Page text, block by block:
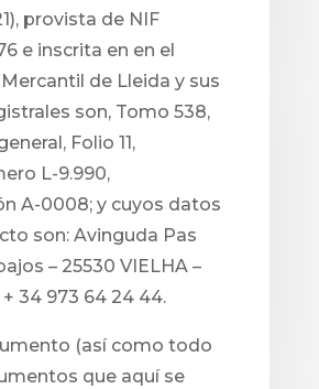
provista de NIF
e inscrita en en el
de Lleida y sus
son, Tomo 538,
Folio 11,
L-9.990,
A-0008; y cuyos datos
son: Avinguda Pas
– 25530 VIELHA –
34 973 64 24 44.
(así como todo
que aquí se